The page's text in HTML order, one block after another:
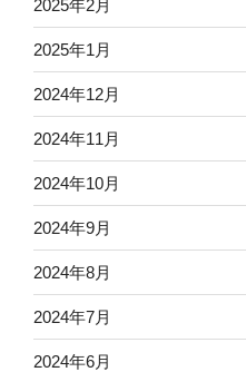
2025年2月
2025年1月
2024年12月
2024年11月
2024年10月
2024年9月
2024年8月
2024年7月
2024年6月